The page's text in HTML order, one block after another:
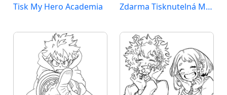
Tisk My Hero Academia Zdarma Tisknutelná My Hero Academia